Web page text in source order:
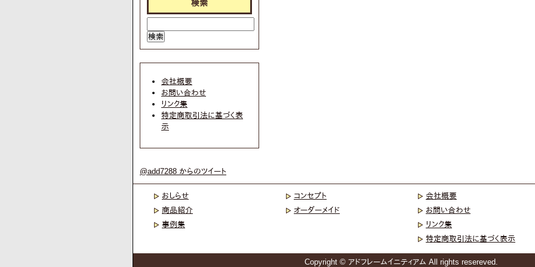
検索
会社概要
お問い合わせ
リンク集
特定商取引法に基づく表
示
@add7288 からのツイート
おしらせ
商品紹介
事例集
コンセプト
オーダーメイド
会社概要
お問い合わせ
リンク集
特定商取引法に基づく表示
Copyright © アドフレームイニティアム All rights resereved.